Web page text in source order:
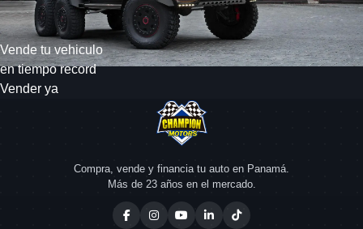
Vende tu vehiculo
en tiempo record
Vender ya
Compra, vende y financia tu auto en Panamá.
Más de 23 años en el mercado.